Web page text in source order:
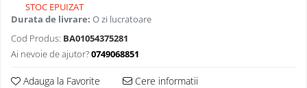
STOC EPUIZAT
Durata de livrare: O zi lucratoare
Cod Produs: BA01054375281
Ai nevoie de ajutor?0749068851
Adauga la Favorite Cere informatii